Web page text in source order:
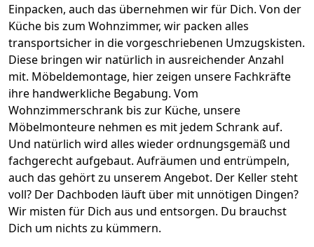
Einpacken, auch das übernehmen wir für Dich. Von der
Küche bis zum Wohnzimmer, wir packen alles
transportsicher in die vorgeschriebenen Umzugskisten.
Diese bringen wir natürlich in ausreichender Anzahl
mit. Möbeldemontage, hier zeigen unsere Fachkräfte
ihre handwerkliche Begabung. Vom
Wohnzimmerschrank bis zur Küche, unsere
Möbelmonteure nehmen es mit jedem Schrank auf.
Und natürlich wird alles wieder ordnungsgemäß und
fachgerecht aufgebaut. Aufräumen und entrümpeln,
auch das gehört zu unserem Angebot. Der Keller steht
voll? Der Dachboden läuft über mit unnötigen Dingen?
Wir misten für Dich aus und entsorgen. Du brauchst
Dich um nichts zu kümmern.